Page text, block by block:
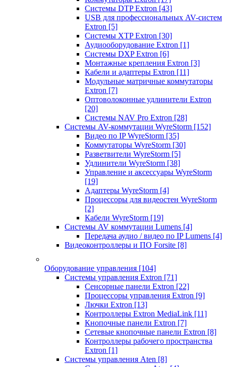
Системы DTP Extron [43]
USB для профессиональных AV-систем
Extron [5]
Системы XTP Extron [30]
Аудиооборудование Extron [1]
Системы DXP Extron [6]
Монтажные крепления Extron [3]
Кабели и адаптеры Extron [11]
Модульные матричные коммутаторы
Extron [7]
Оптоволоконные удлинители Extron
[20]
Системы NAV Pro Extron [28]
Системы AV-коммутации WyreStorm [152]
Видео по IP WyreStorm [35]
Коммутаторы WyreStorm [30]
Разветвители WyreStorm [5]
Удлинители WyreStorm [38]
Управление и аксессуары WyreStorm
[19]
Адаптеры WyreStorm [4]
Процессоры для видеостен WyreStorm
[2]
Кабели WyreStorm [19]
Системы AV коммутации Lumens [4]
Передача аудио / видео по IP Lumens [4]
Видеоконтроллеры и ПО Forsite [8]
Оборудование управления [104]
Системы управления Extron [71]
Сенсорные панели Extron [22]
Процессоры управления Extron [9]
Лючки Extron [13]
Контроллеры Extron MediaLink [11]
Кнопочные панели Extron [7]
Сетевые кнопочные панели Extron [8]
Контроллеры рабочего пространства
Extron [1]
Системы управления Aten [8]